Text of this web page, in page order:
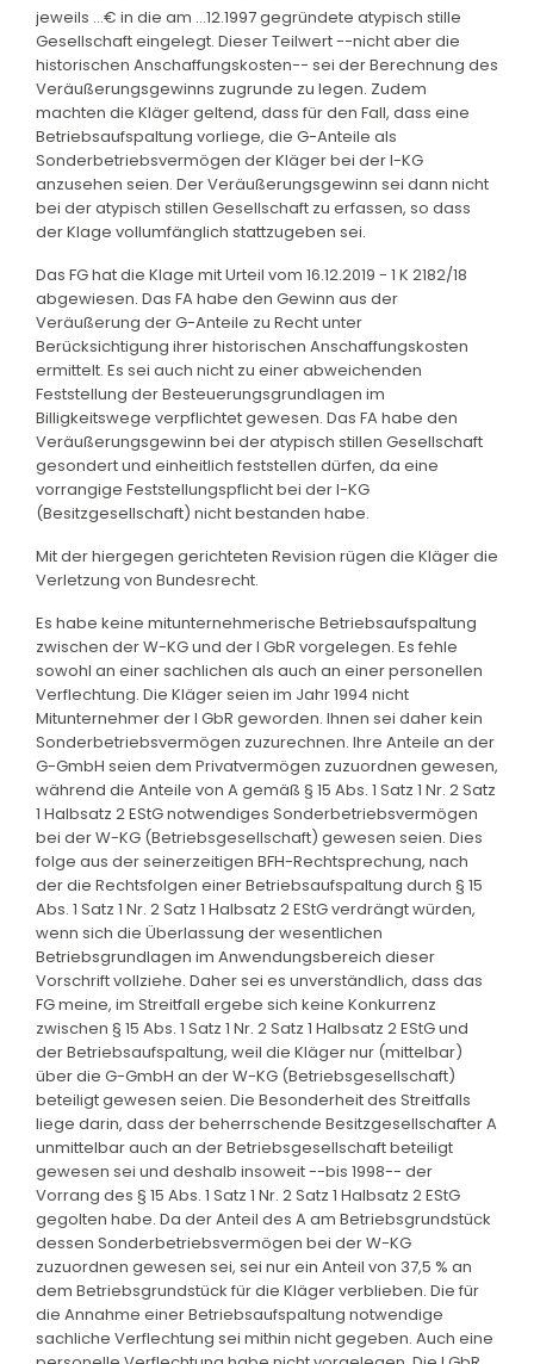
jeweils ...€ in die am ...12.1997 gegründete atypisch stille
Gesellschaft eingelegt. Dieser Teilwert --nicht aber die
historischen Anschaffungskosten-- sei der Berechnung des
Veräußerungsgewinns zugrunde zu legen. Zudem
machten die Kläger geltend, dass für den Fall, dass eine
Betriebsaufspaltung vorliege, die G-Anteile als
Sonderbetriebsvermögen der Kläger bei der I-KG
anzusehen seien. Der Veräußerungsgewinn sei dann nicht
bei der atypisch stillen Gesellschaft zu erfassen, so dass
der Klage vollumfänglich stattzugeben sei.
Das FG hat die Klage mit Urteil vom 16.12.2019 - 1 K 2182/18
abgewiesen. Das FA habe den Gewinn aus der
Veräußerung der G-Anteile zu Recht unter
Berücksichtigung ihrer historischen Anschaffungskosten
ermittelt. Es sei auch nicht zu einer abweichenden
Feststellung der Besteuerungsgrundlagen im
Billigkeitswege verpflichtet gewesen. Das FA habe den
Veräußerungsgewinn bei der atypisch stillen Gesellschaft
gesondert und einheitlich feststellen dürfen, da eine
vorrangige Feststellungspflicht bei der I-KG
(Besitzgesellschaft) nicht bestanden habe.
Mit der hiergegen gerichteten Revision rügen die Kläger die
Verletzung von Bundesrecht.
Es habe keine mitunternehmerische Betriebsaufspaltung
zwischen der W-KG und der I GbR vorgelegen. Es fehle
sowohl an einer sachlichen als auch an einer personellen
Verflechtung. Die Kläger seien im Jahr 1994 nicht
Mitunternehmer der I GbR geworden. Ihnen sei daher kein
Sonderbetriebsvermögen zuzurechnen. Ihre Anteile an der
G-GmbH seien dem Privatvermögen zuzuordnen gewesen,
während die Anteile von A gemäß § 15 Abs. 1 Satz 1 Nr. 2 Satz
1 Halbsatz 2 EStG notwendiges Sonderbetriebsvermögen
bei der W-KG (Betriebsgesellschaft) gewesen seien. Dies
folge aus der seinerzeitigen BFH-Rechtsprechung, nach
der die Rechtsfolgen einer Betriebsaufspaltung durch § 15
Abs. 1 Satz 1 Nr. 2 Satz 1 Halbsatz 2 EStG verdrängt würden,
wenn sich die Überlassung der wesentlichen
Betriebsgrundlagen im Anwendungsbereich dieser
Vorschrift vollziehe. Daher sei es unverständlich, dass das
FG meine, im Streitfall ergebe sich keine Konkurrenz
zwischen § 15 Abs. 1 Satz 1 Nr. 2 Satz 1 Halbsatz 2 EStG und
der Betriebsaufspaltung, weil die Kläger nur (mittelbar)
über die G-GmbH an der W-KG (Betriebsgesellschaft)
beteiligt gewesen seien. Die Besonderheit des Streitfalls
liege darin, dass der beherrschende Besitzgesellschafter A
unmittelbar auch an der Betriebsgesellschaft beteiligt
gewesen sei und deshalb insoweit --bis 1998-- der
Vorrang des § 15 Abs. 1 Satz 1 Nr. 2 Satz 1 Halbsatz 2 EStG
gegolten habe. Da der Anteil des A am Betriebsgrundstück
dessen Sonderbetriebsvermögen bei der W-KG
zuzuordnen gewesen sei, sei nur ein Anteil von 37,5 % an
dem Betriebsgrundstück für die Kläger verblieben. Die für
die Annahme einer Betriebsaufspaltung notwendige
sachliche Verflechtung sei mithin nicht gegeben. Auch eine